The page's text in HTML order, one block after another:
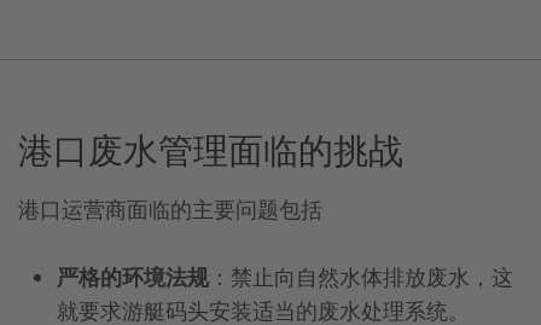
港口废水管理面临的挑战
港口运营商面临的主要问题包括
严格的环境法规 ：禁止向自然水体排放废水，这
就要求游艇码头安装适当的废水处理系统。